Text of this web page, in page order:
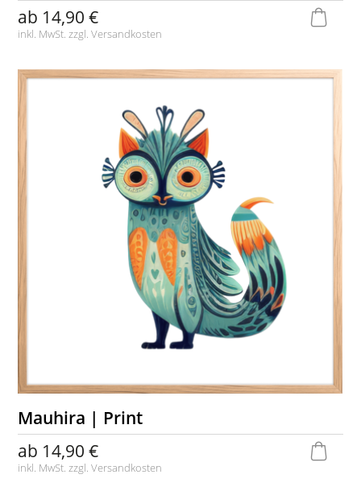
ab 14,90 €
inkl. MwSt. zzgl.Versandkosten
Mauhira | Print
ab 14,90 €
inkl. MwSt. zzgl.Versandkosten